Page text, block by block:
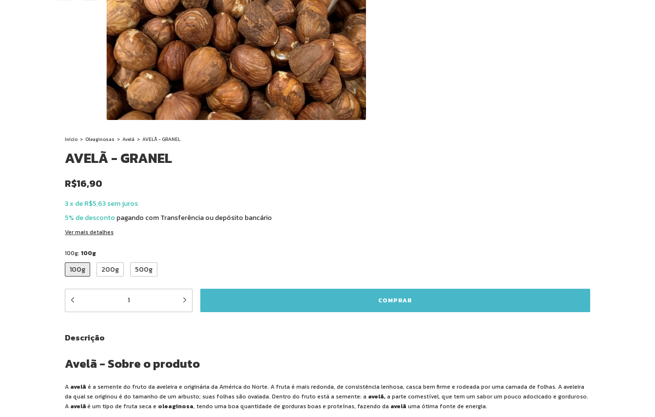
Início > Oleaginosas > Avelã > AVELÃ - GRANEL
AVELÃ - GRANEL
R$16,90
3x deR$5,63sem juros
5% de desconto pagando com Transferência ou depósito bancário
Ver mais detalhes
100g: 100g
100g 200g 500g
Descrição
Avelã - Sobre o produto
A avelã é a semente do fruto da aveleira e originária da América do Norte. A fruta é mais redonda, de consistência lenhosa, casca bem firme e rodeada por uma camada de folhas. A aveleira
da qual se originou é do tamanho de um arbusto; suas folhas são ovalada. Dentro do fruto está a semente: a avelã,a parte comestível, que tem um sabor um pouco adocicado e gorduroso.
A avelãé um tipo de fruta seca e oleaginosa, tendo uma boa quantidade de gorduras boas e proteínas, fazendo da avelã uma ótima fonte de energia.